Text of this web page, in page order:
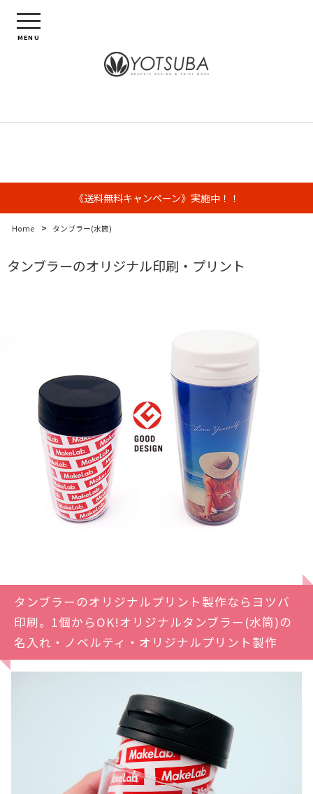
MENU
《送料無料キャンペーン》実施中！！
Home > タンブラー(水筒)
タンブラーのオリジナル印刷・プリント
タンブラーのオリジナルプリント製作ならヨツバ
印刷。1個からOK!オリジナルタンブラー(水筒)の
名入れ・ノベルティ・オリジナルプリント製作